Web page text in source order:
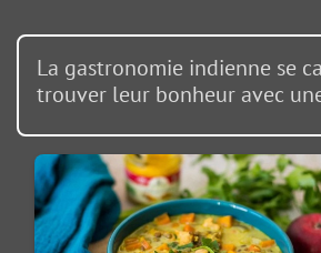
La gastronomie indienne se
trouver leur bonheur avec